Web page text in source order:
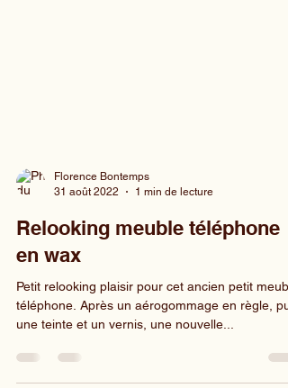
31 août 2022
1 min de lecture
Relooking meuble téléphone
en wax
Petit relooking plaisir pour cet ancien petit
une teinte et un vernis, une nouvelle...